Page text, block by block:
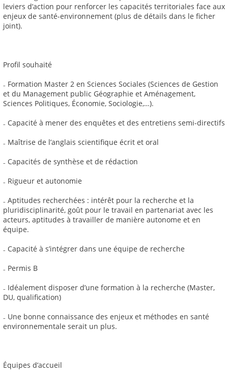
leviers d’action pour renforcer les capacités territoriales face aux
enjeux de santé-environnement (plus de détails dans le ficher
joint).
Profil souhaité
₋ Formation Master 2 en Sciences Sociales (Sciences de Gestion
et du Management public Géographie et Aménagement,
Sciences Politiques, Économie, Sociologie,…).
₋ Capacité à mener des enquêtes et des entretiens semi-directifs
₋ Maîtrise de l’anglais scientifique écrit et oral
₋ Capacités de synthèse et de rédaction
₋ Rigueur et autonomie
₋ Aptitudes recherchées : intérêt pour la recherche et la
pluridisciplinarité, goût pour le travail en partenariat avec les
acteurs, aptitudes à travailler de manière autonome et en
équipe.
₋ Capacité à s’intégrer dans une équipe de recherche
₋ Permis B
₋ Idéalement disposer d’une formation à la recherche (Master,
DU, qualification)
₋ Une bonne connaissance des enjeux et méthodes en santé
environnementale serait un plus.
Équipes d’accueil